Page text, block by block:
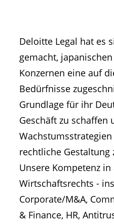
Deloitte Legal hat es
gemacht,
Konzernen eine auf
Bedürfnisse
Grundlage für ihr
Geschäft zu schaffen
rechtliche Gestaltung
Unsere Kompetenz
Wirtschaftsrechts -
Corporate/M&A,
& Finance, HR,